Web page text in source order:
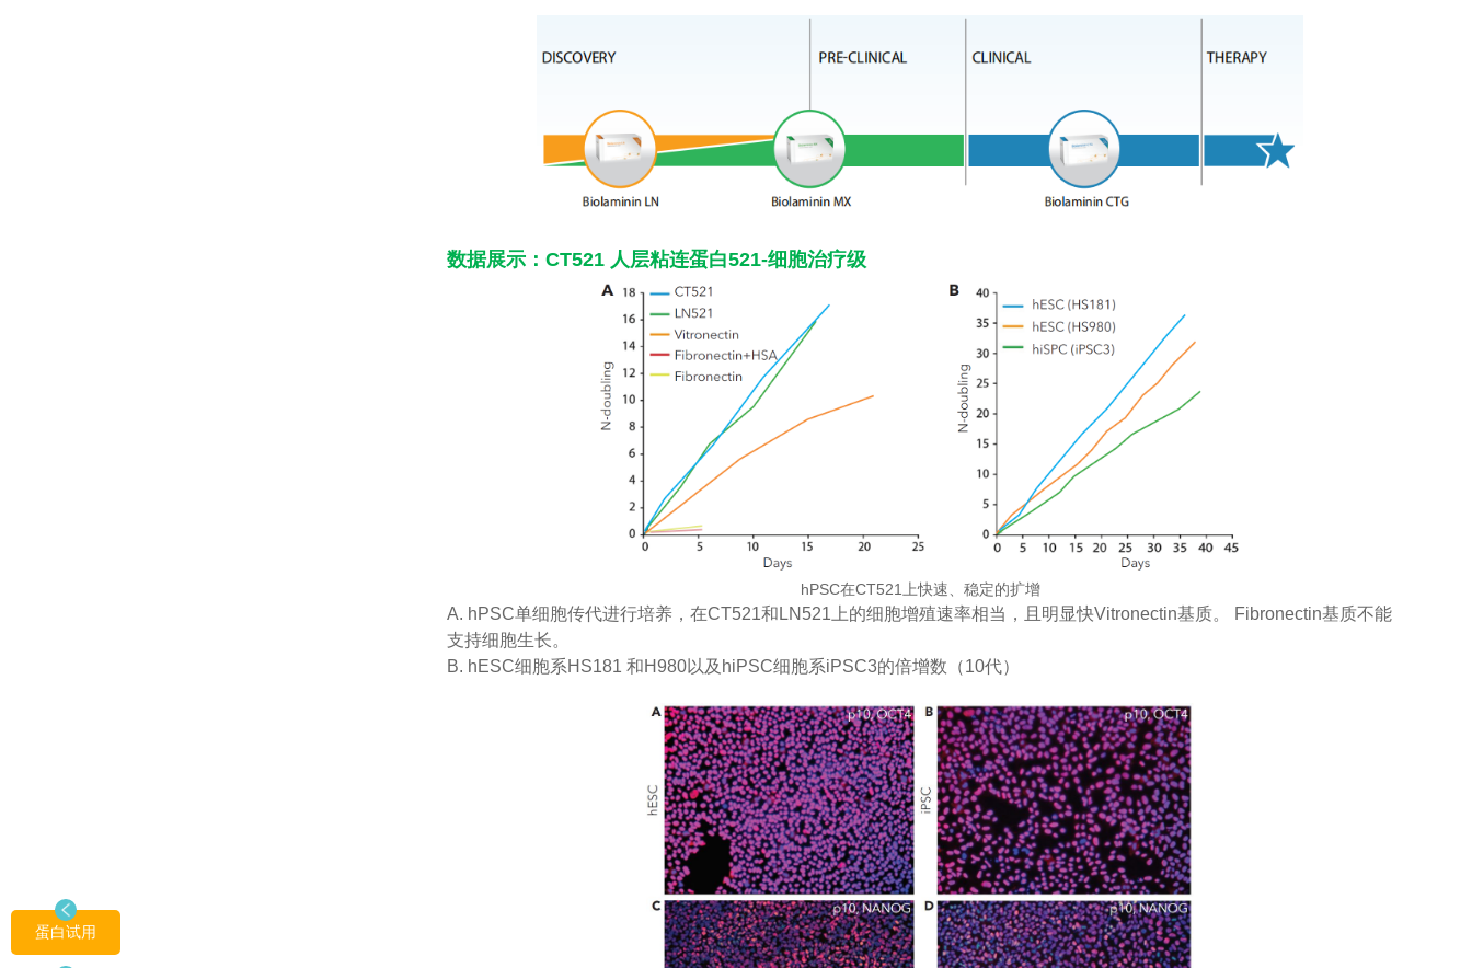
数据展示：CT521 人层粘连蛋白521-细胞治疗级
hPSC在CT521上快速、稳定的扩增
A. hPSC单细胞传代进行培养，在CT521和LN521上的细胞增殖速率相当，且明显快Vitronectin基质。 Fibronectin基质不能
支持细胞生长。
B. hESC细胞系HS181 和H980以及hiPSC细胞系iPSC3的倍增数（10代）
蛋白试用